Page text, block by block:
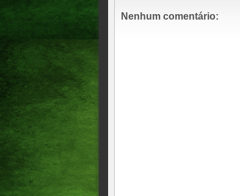
Nenhum comentário: